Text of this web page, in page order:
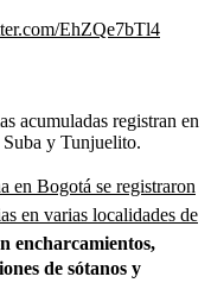
EhZQe7bTl4
acumuladas registran en
y Tunjuelito.
en Bogotá se registraron
en varias localidades de
encharcamientos,
de sótanos y